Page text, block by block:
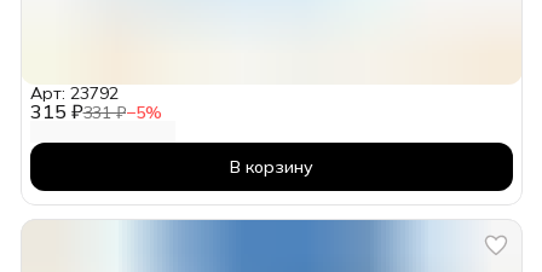
315 ₽331 ₽−5%
Арт: 23792
В корзину